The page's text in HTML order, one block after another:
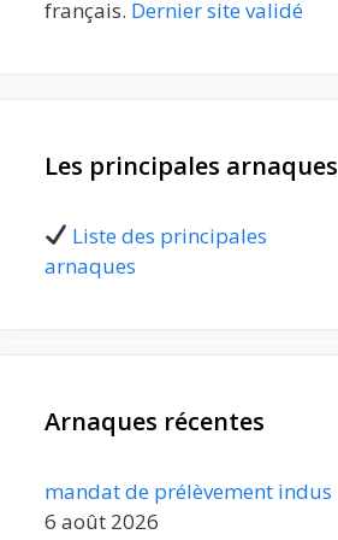
français. Dernier site validé
Les principales arnaques
Liste des principales
arnaques
Arnaques récentes
mandat de prélèvement indus
6 août 2026